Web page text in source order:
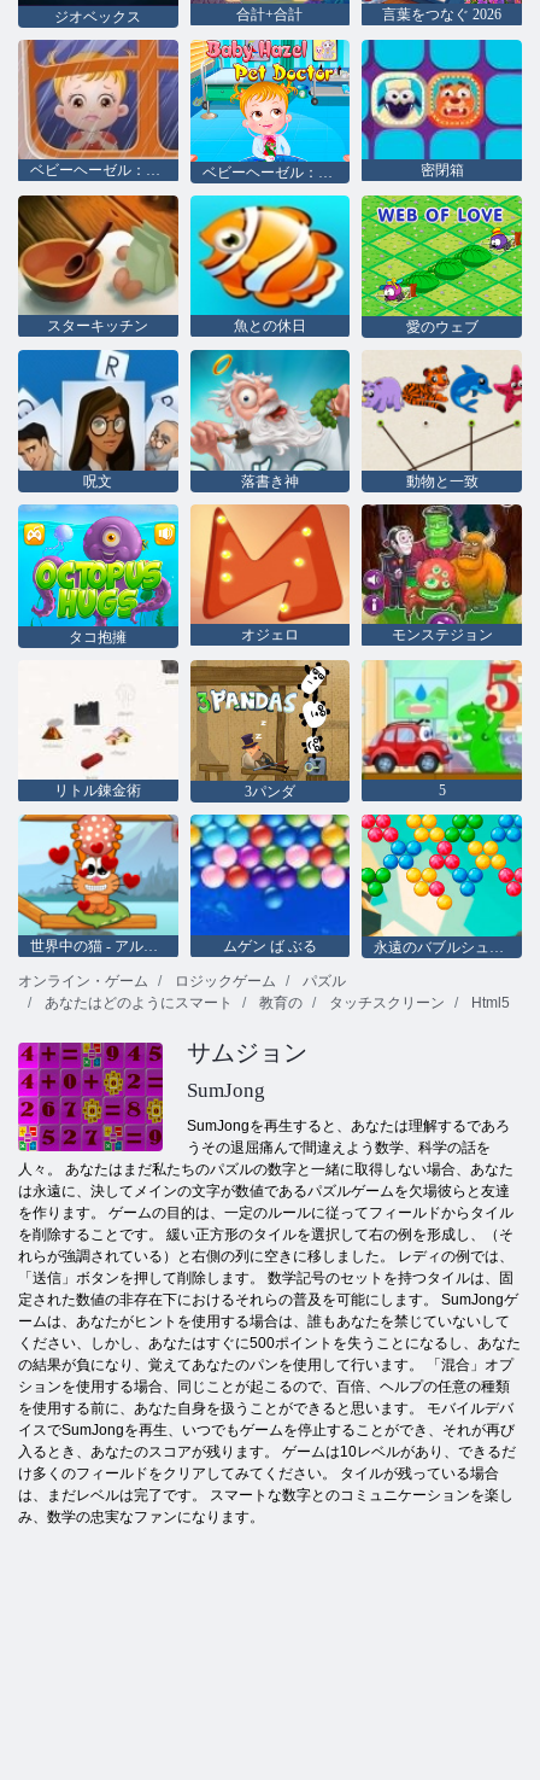
ジオベックス 合計+合計 言葉をつなぐ 2026
ベビーヘーゼル：父の日 密閉箱
スターキッチン 魚との休日 愛のウェブ
呪文 落書き神 動物と一致
タコ抱擁 オジェロ モンステジョン
リトル錬金術 3パンダ 5
世界中の猫 - アルパイン湖 ムゲン ば ぶる
永遠のバブルシューター
オンライン・ゲーム
ロジックゲーム
パズル
あなたはどのようにスマート
教育の タッチスクリーン Html5
サムジョン
SumJong
SumJongを再生すると、あなたは理解するであろ
うその退屈痛んで間違えよう数学、科学の話を
人々。 あなたはまだ私たちのパズルの数字と一緒に取得しない場合、あなた
は永遠に、決してメインの文字が数値であるパズルゲームを欠場彼らと友達
を作ります。 ゲームの目的は、一定のルールに従ってフィールドからタイル
を削除することです。 緩い正方形のタイルを選択して右の例を形成し、（そ
れらが強調されている）と右側の列に空きに移しました。 レディの例では、
「送信」ボタンを押して削除します。 数学記号のセットを持つタイルは、固
定された数値の非存在下におけるそれらの普及を可能にします。 SumJongゲ
ームは、あなたがヒントを使用する場合は、誰もあなたを禁じていないして
ください、しかし、あなたはすぐに500ポイントを失うことになるし、あなた
の結果が負になり、覚えてあなたのパンを使用して行います。 「混合」オプ
ションを使用する場合、同じことが起こるので、百倍、ヘルプの任意の種類
を使用する前に、あなた自身を扱うことができると思います。 モバイルデバ
イスでSumJongを再生、いつでもゲームを停止することができ、それが再び
入るとき、あなたのスコアが残ります。 ゲームは10レベルがあり、できるだ
け多くのフィールドをクリアしてみてください。 タイルが残っている場合
は、まだレベルは完了です。 スマートな数字とのコミュニケーションを楽し
み、数学の忠実なファンになります。